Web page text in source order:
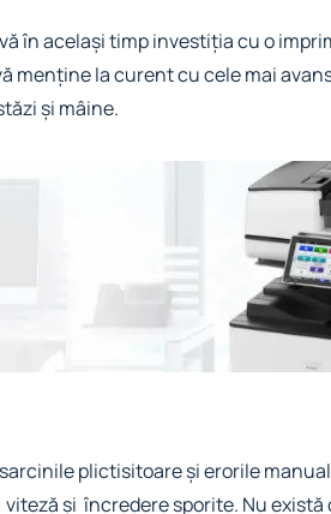
în același timp investiția cu o
menține la curent cu cele mai
și mâine.
plictisitoare și erorile
și încredere sporite. Nu